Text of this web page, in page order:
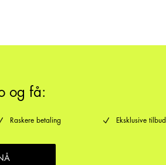
og få:
Raskere betaling Eksklusive tilbud